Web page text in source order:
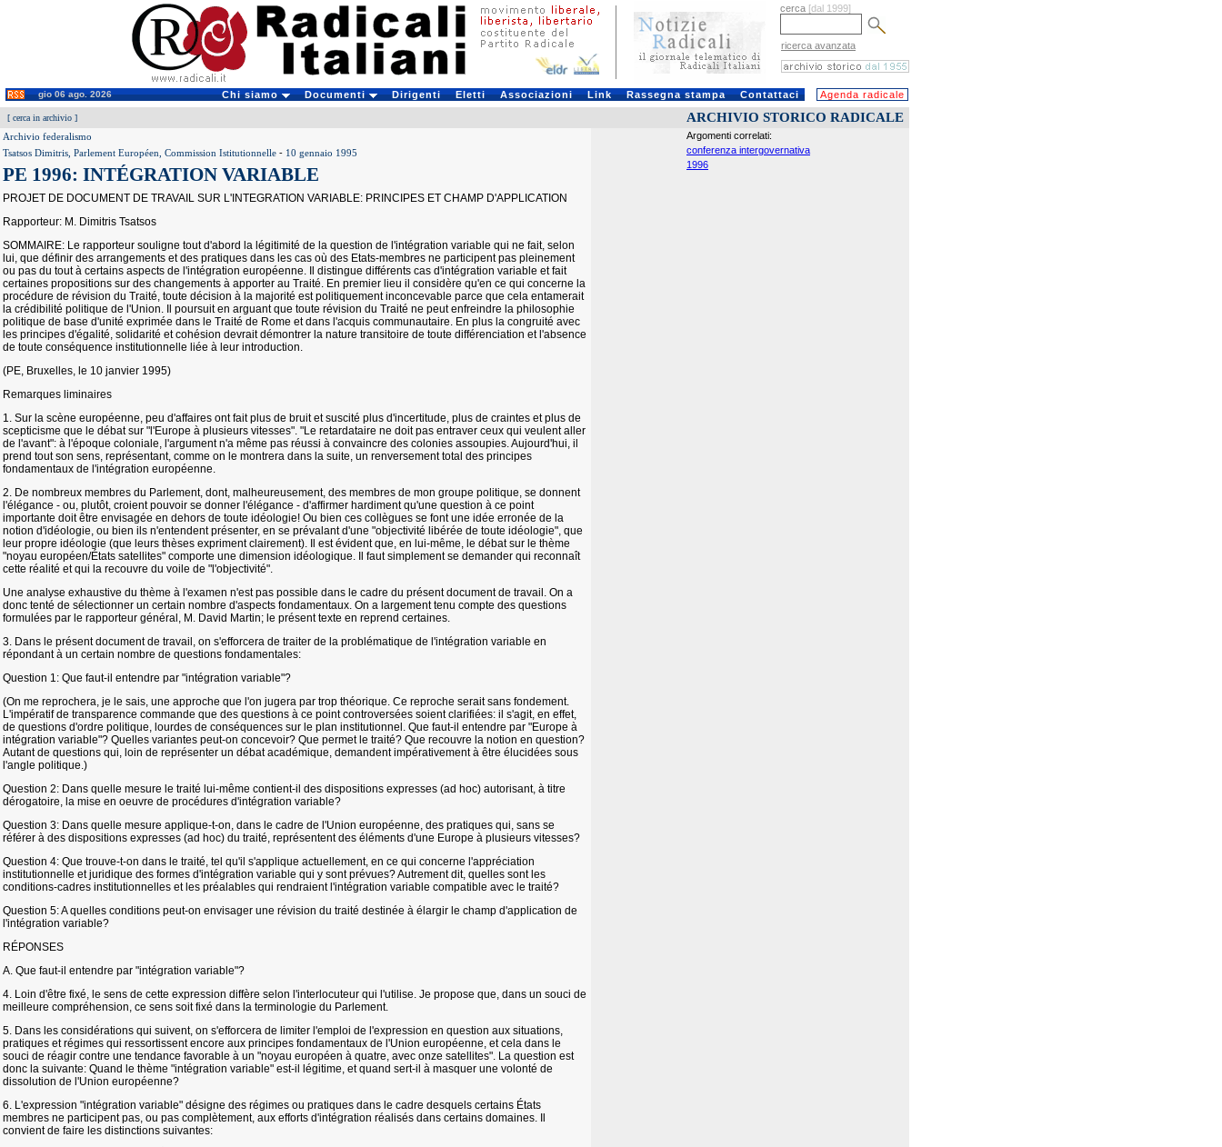
cerca [dal 1999]
ricerca avanzata
gio 06 ago. 2026 Chi siamo Documenti Dirigenti Eletti Associazioni Link Rassegna stampa Contattaci Agenda radicale
[ cerca in archivio ] ARCHIVIO STORICO RADICALE
Archivio federalismo
Tsatsos Dimitris, Parlement Européen, Commission Istitutionnelle - 10 gennaio 1995
PE 1996: INTÉGRATION VARIABLE
PROJET DE DOCUMENT DE TRAVAIL SUR L'INTEGRATION VARIABLE: PRINCIPES ET CHAMP D'APPLICATION
Rapporteur: M. Dimitris Tsatsos
SOMMAIRE: Le rapporteur souligne tout d'abord la légitimité de la question de l'intégration variable qui ne fait, selon
lui, que définir des arrangements et des pratiques dans les cas où des Etats-membres ne participent pas pleinement
ou pas du tout à certains aspects de l'intégration européenne. Il distingue différents cas d'intégration variable et fait
certaines propositions sur des changements à apporter au Traité. En premier lieu il considère qu'en ce qui concerne la
procédure de révision du Traité, toute décision à la majorité est politiquement inconcevable parce que cela entamerait
la crédibilité politique de l'Union. Il poursuit en arguant que toute révision du Traité ne peut enfreindre la philosophie
politique de base d'unité exprimée dans le Traité de Rome et dans l'acquis communautaire. En plus la congruité avec
les principes d'égalité, solidarité et cohésion devrait démontrer la nature transitoire de toute différenciation et l'absence
de toute conséquence institutionnelle liée à leur introduction.
(PE, Bruxelles, le 10 janvier 1995)
Remarques liminaires
1. Sur la scène européenne, peu d'affaires ont fait plus de bruit et suscité plus d'incertitude, plus de craintes et plus de
scepticisme que le débat sur "l'Europe à plusieurs vitesses". "Le retardataire ne doit pas entraver ceux qui veulent aller
de l'avant": à l'époque coloniale, l'argument n'a même pas réussi à convaincre des colonies assoupies. Aujourd'hui, il
prend tout son sens, représentant, comme on le montrera dans la suite, un renversement total des principes
fondamentaux de l'intégration européenne.
2. De nombreux membres du Parlement, dont, malheureusement, des membres de mon groupe politique, se donnent
l'élégance - ou, plutôt, croient pouvoir se donner l'élégance - d'affirmer hardiment qu'une question à ce point
importante doit être envisagée en dehors de toute idéologie! Ou bien ces collègues se font une idée erronée de la
notion d'idéologie, ou bien ils n'entendent présenter, en se prévalant d'une "objectivité libérée de toute idéologie", que
leur propre idéologie (que leurs thèses expriment clairement). Il est évident que, en lui-même, le débat sur le thème
"noyau européen/États satellites" comporte une dimension idéologique. Il faut simplement se demander qui reconnaît
cette réalité et qui la recouvre du voile de "l'objectivité".
Une analyse exhaustive du thème à l'examen n'est pas possible dans le cadre du présent document de travail. On a
donc tenté de sélectionner un certain nombre d'aspects fondamentaux. On a largement tenu compte des questions
formulées par le rapporteur général, M. David Martin; le présent texte en reprend certaines.
3. Dans le présent document de travail, on s'efforcera de traiter de la problématique de l'intégration variable en
répondant à un certain nombre de questions fondamentales:
Question 1: Que faut-il entendre par "intégration variable"?
(On me reprochera, je le sais, une approche que l'on jugera par trop théorique. Ce reproche serait sans fondement.
L'impératif de transparence commande que des questions à ce point controversées soient clarifiées: il s'agit, en effet,
de questions d'ordre politique, lourdes de conséquences sur le plan institutionnel. Que faut-il entendre par "Europe à
intégration variable"? Quelles variantes peut-on concevoir? Que permet le traité? Que recouvre la notion en question?
Autant de questions qui, loin de représenter un débat académique, demandent impérativement à être élucidées sous
l'angle politique.)
Question 2: Dans quelle mesure le traité lui-même contient-il des dispositions expresses (ad hoc) autorisant, à titre
dérogatoire, la mise en oeuvre de procédures d'intégration variable?
Question 3: Dans quelle mesure applique-t-on, dans le cadre de l'Union européenne, des pratiques qui, sans se
référer à des dispositions expresses (ad hoc) du traité, représentent des éléments d'une Europe à plusieurs vitesses?
Question 4: Que trouve-t-on dans le traité, tel qu'il s'applique actuellement, en ce qui concerne l'appréciation
institutionnelle et juridique des formes d'intégration variable qui y sont prévues? Autrement dit, quelles sont les
conditions-cadres institutionnelles et les préalables qui rendraient l'intégration variable compatible avec le traité?
Question 5: A quelles conditions peut-on envisager une révision du traité destinée à élargir le champ d'application de
l'intégration variable?
RÉPONSES
A. Que faut-il entendre par "intégration variable"?
4. Loin d'être fixé, le sens de cette expression diffère selon l'interlocuteur qui l'utilise. Je propose que, dans un souci de
meilleure compréhension, ce sens soit fixé dans la terminologie du Parlement.
5. Dans les considérations qui suivent, on s'efforcera de limiter l'emploi de l'expression en question aux situations,
pratiques et régimes qui ressortissent encore aux principes fondamentaux de l'Union européenne, et cela dans le
souci de réagir contre une tendance favorable à un "noyau européen à quatre, avec onze satellites". La question est
donc la suivante: Quand le thème "intégration variable" est-il légitime, et quand sert-il à masquer une volonté de
dissolution de l'Union européenne?
6. L'expression "intégration variable" désigne des régimes ou pratiques dans le cadre desquels certains États
membres ne participent pas, ou pas complètement, aux efforts d'intégration réalisés dans certains domaines. Il
convient de faire les distinctions suivantes:
Argomenti correlati:
conferenza intergovernativa
1996